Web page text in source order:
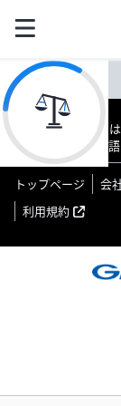
教えてAI byGMO
（指示文）の日本語
トップページ 会
利用規約